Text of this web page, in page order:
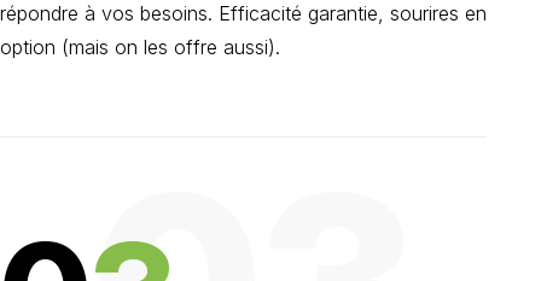
répondre à vos besoins. Efficacité garantie, sourires en
option (mais on les offre aussi).